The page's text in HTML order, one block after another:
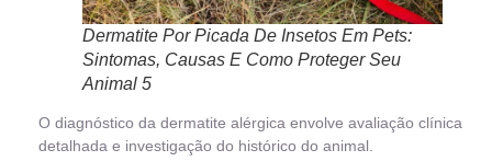
Dermatite Por Picada De Insetos Em Pets:
Sintomas, Causas E Como Proteger Seu
Animal 5
O diagnóstico da dermatite alérgica envolve avaliação clínica
detalhada e investigação do histórico do animal.